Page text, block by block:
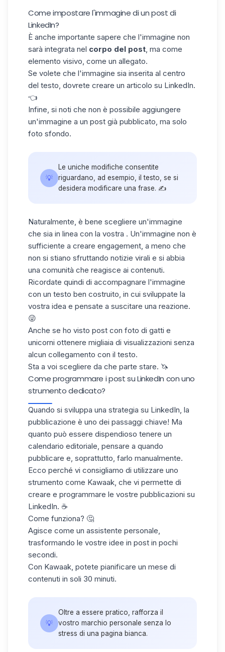
Come impostare l'immagine di un post di
LinkedIn?
È anche importante sapere che l'immagine non
sarà integrata nel corpo del post, ma come
elemento visivo, come un allegato.
Se volete che l'immagine sia inserita al centro
del testo, dovrete creare un articolo su LinkedIn.
👈
Infine, si noti che non è possibile aggiungere
un'immagine a un post già pubblicato, ma solo
foto sfondo.
💡
Le uniche modifiche consentite
riguardano, ad esempio, il testo, se si
desidera modificare una frase. ✍️
Naturalmente, è bene scegliere un'immagine
che sia in linea con la vostra . Un'immagine non è
sufficiente a creare engagement, a meno che
non si stiano sfruttando notizie virali e si abbia
una comunità che reagisce ai contenuti.
Ricordate quindi di accompagnare l'immagine
con un testo ben costruito, in cui sviluppate la
vostra idea e pensate a suscitare una reazione.
😜
Anche se ho visto post con foto di gatti e
unicorni ottenere migliaia di visualizzazioni senza
alcun collegamento con il testo.
Sta a voi scegliere da che parte stare. 🦄
Come programmare i post su LinkedIn con uno
strumento dedicato?
Quando si sviluppa una strategia su LinkedIn, la
pubblicazione è uno dei passaggi chiave! Ma
quanto può essere dispendioso tenere un
calendario editoriale, pensare a quando
pubblicare e, soprattutto, farlo manualmente.
Ecco perché vi consigliamo di utilizzare uno
strumento come Kawaak, che vi permette di
creare e programmare le vostre pubblicazioni su
LinkedIn. ☕️
Come funziona? 🤔
Agisce come un assistente personale,
trasformando le vostre idee in post in pochi
secondi.
Con Kawaak, potete pianificare un mese di
contenuti in soli 30 minuti.
💡
Oltre a essere pratico, rafforza il
vostro marchio personale senza lo
stress di una pagina bianca.